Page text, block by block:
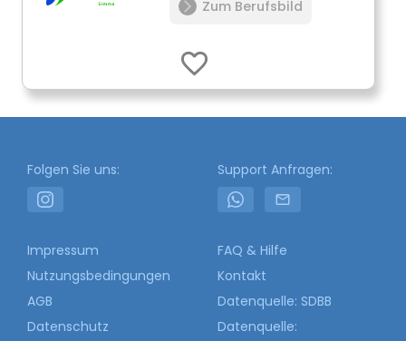
Zum Berufsbild
Folgen Sie uns: Support Anfragen:
Impressum
Nutzungsbedingungen
AGB
Datenschutz
FAQ & Hilfe
Kontakt
Datenquelle: SDBB
Datenquelle: